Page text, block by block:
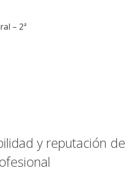
– 2ª
y reputación de